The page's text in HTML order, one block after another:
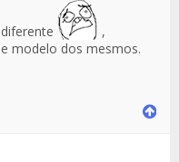
,
modelo dos mesmos.